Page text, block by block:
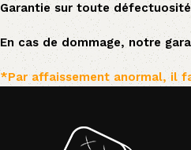
Garantie sur toute
En cas de dommage, notre
*Par affaissement anormal, il